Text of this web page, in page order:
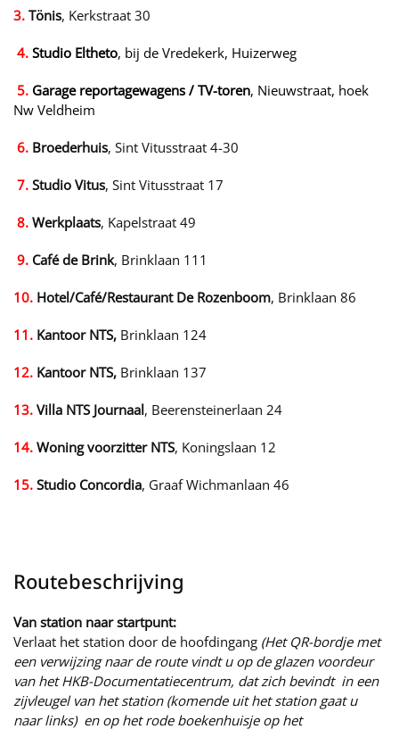
3. Tönis, Kerkstraat 30
4. Studio Eltheto, bij de Vredekerk, Huizerweg
5. Garage reportagewagens / TV-toren, Nieuwstraat, hoek
Nw Veldheim
6. Broederhuis, Sint Vitusstraat 4-30
7. Studio Vitus, Sint Vitusstraat 17
8. Werkplaats, Kapelstraat 49
9. Café de Brink, Brinklaan 111
10. Hotel/Café/Restaurant De Rozenboom, Brinklaan 86
11. Kantoor NTS, Brinklaan 124
12. Kantoor NTS, Brinklaan 137
13. Villa NTS Journaal, Beerensteinerlaan 24
14. Woning voorzitter NTS, Koningslaan 12
15. Studio Concordia, Graaf Wichmanlaan 46
Routebeschrijving
Van station naar startpunt:
Verlaat het station door de hoofdingang (Het QR-bordje met
een verwijzing naar de route vindt u op de glazen voordeur
van het HKB-Documentatiecentrum, dat zich bevindt in een
zijvleugel van het station(komende uit het station gaat u
naar links)enop het rode boekenhuisje op het